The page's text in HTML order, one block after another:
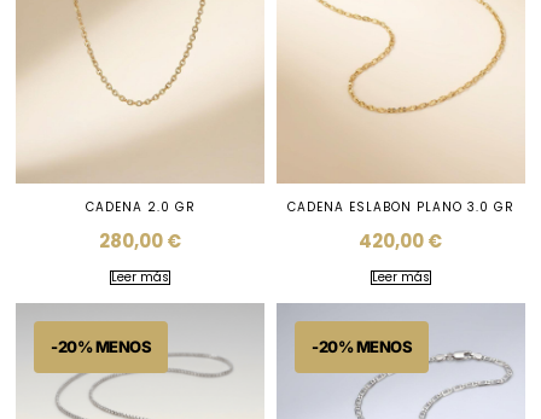
CADENA 2.0 GR
280,00€
Leer más
CADENA ESLABON PLANO 3.0 GR
420,00€
Leer más